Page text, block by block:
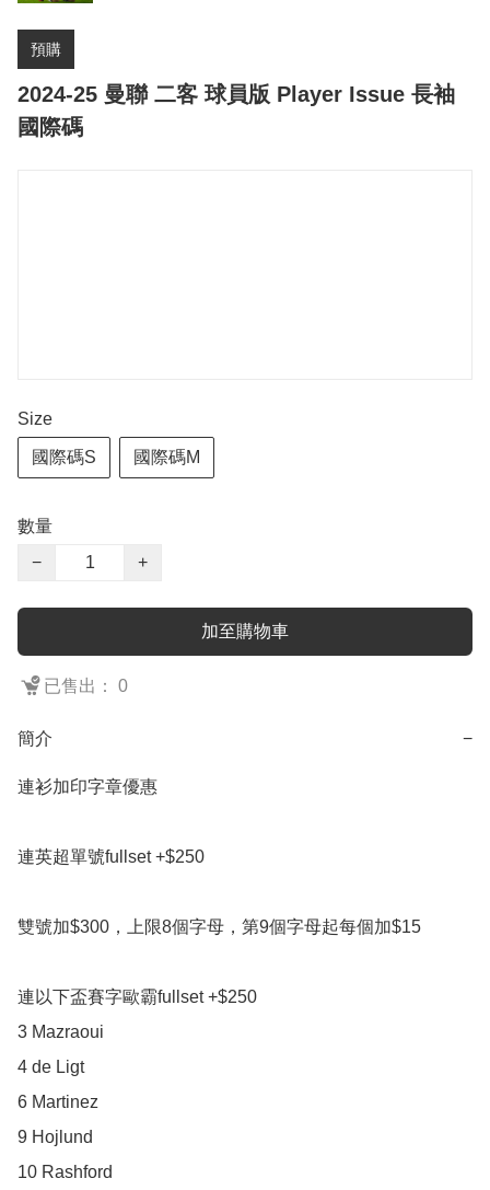
預購
2024-25 曼聯 二客 球員版 Player Issue 長袖
國際碼
Size
國際碼S 國際碼M
數量
−
+
加至購物車
已售出： 0
簡介 −
連衫加印字章優惠
連英超單號fullset +$250
雙號加$300，上限8個字母，第9個字母起每個加$15
連以下盃賽字歐霸fullset +$250
3 Mazraoui
4 de Ligt
6 Martinez
9 Hojlund
10 Rashford